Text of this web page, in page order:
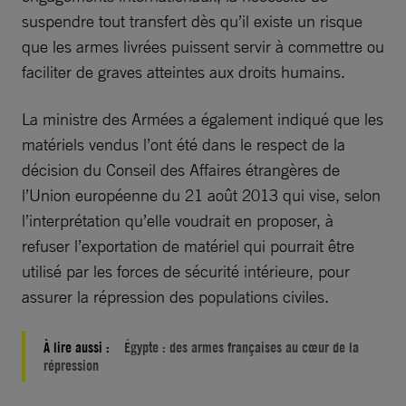
suspendre tout transfert dès qu’il existe un risque
que les armes livrées puissent servir à commettre ou
faciliter de graves atteintes aux droits humains.
La ministre des Armées a également indiqué que les
matériels vendus l’ont été dans le respect de la
décision du Conseil des Affaires étrangères de
l’Union européenne du 21 août 2013 qui vise, selon
l’interprétation qu’elle voudrait en proposer, à
refuser l’exportation de matériel qui pourrait être
utilisé par les forces de sécurité intérieure, pour
assurer la répression des populations civiles.
À lire aussi :
Égypte : des armes françaises au cœur de la
répression